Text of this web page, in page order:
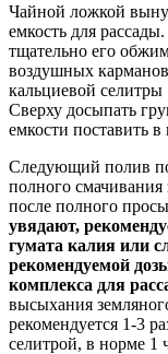
Чайной ложкой
емкость для
тщательно его
воздушных
кальциевой
Сверху досыпать
емкости поставить
Следующий полив
полного смачивания
после полного
увядают,
гумата калия или
рекомендуемой
комплекса для
высыхания
рекомендуется 1-3
селитрой, в норме 1